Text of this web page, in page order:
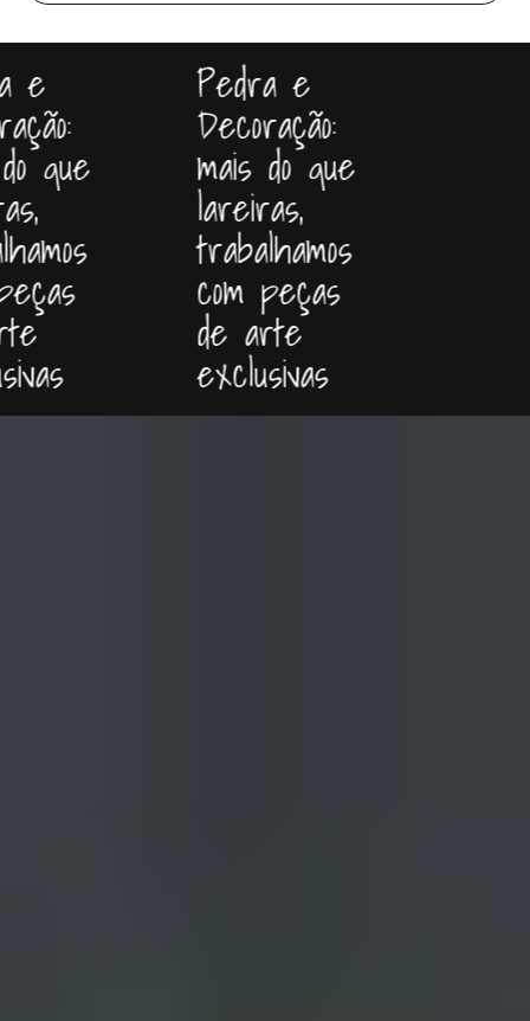
e
que
Pedra e
Decoração:
mais do que
lareiras,
trabalhamos
com peças
de arte
exclusivas